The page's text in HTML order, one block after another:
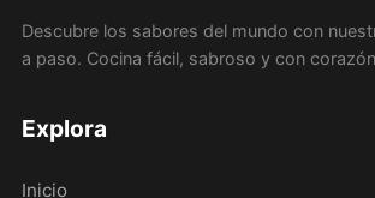
Descubre los sabores del mundo con
a paso. Cocina fácil, sabroso y con
Explora
Inicio